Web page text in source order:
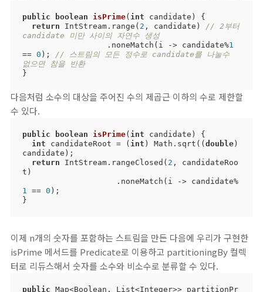
public boolean isPrime( int candidate)
{
return IntStream.range( 2 , candidate) // 2부터
candidate 미만 사이의 자연수 생성
                  .noneMatch(i -> candidate%
1
== 0 ); // 스트림의 모든 정수로 candidate를 나눌수
없으면 참을 반환
}
다음처럼 소수의 대상을 주어진 수의 제곱근 이하의 수로 제한할
수 있다.
public boolean isPrime( int candidate)
{
int candidateRoot = ( int ) Math.sqrt(( double )
candidate);
return IntStream.rangeClosed( 2 , candidateRoo
t)
                    .noneMatch(i -> candidate%
1 == 0 );
}
이제 n개의 숫자를 포함하는 스트림을 만든 다음에 우리가 구현한
isPrime 메서드를 Predicate로 이용하고 partitioningBy 컬렉
터로 리듀스해서 숫자를 소수와 비소수로 분류할 수 있다.
public Map<Boolean, List<Integer>> partitionPr